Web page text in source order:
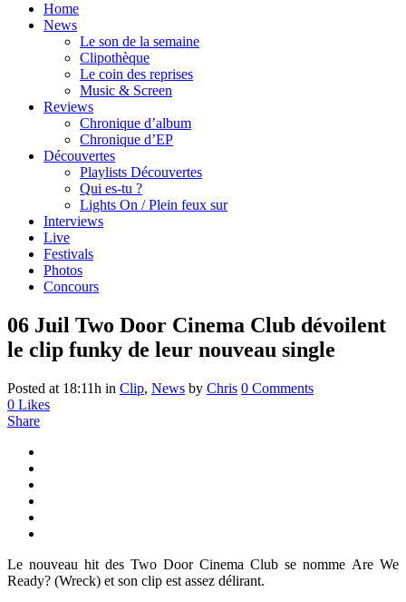
Home
News
Le son de la semaine
Clipothèque
Le coin des reprises
Music & Screen
Reviews
Chronique d’album
Chronique d’EP
Découvertes
Playlists Découvertes
Qui es-tu ?
Lights On / Plein feux sur
Interviews
Live
Festivals
Photos
Concours
06 Juil Two Door Cinema Club dévoilent
le clip funky de leur nouveau single
Posted at 18:11h in Clip, News by Chris 0 Comments
0 Likes
Share
Le nouveau hit des Two Door Cinema Club se nomme Are We
Ready? (Wreck) et son clip est assez délirant.